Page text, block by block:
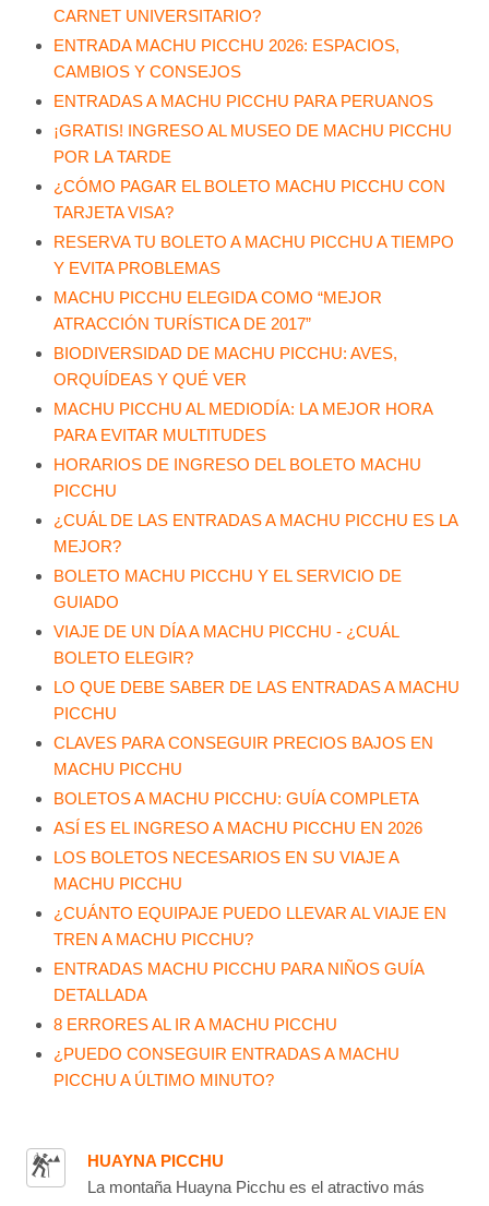
CARNET UNIVERSITARIO?
ENTRADA MACHU PICCHU 2026: ESPACIOS,
CAMBIOS Y CONSEJOS
ENTRADAS A MACHU PICCHU PARA PERUANOS
¡GRATIS! INGRESO AL MUSEO DE MACHU PICCHU
POR LA TARDE
¿CÓMO PAGAR EL BOLETO MACHU PICCHU CON
TARJETA VISA?
RESERVA TU BOLETO A MACHU PICCHU A TIEMPO
Y EVITA PROBLEMAS
MACHU PICCHU ELEGIDA COMO “MEJOR
ATRACCIÓN TURÍSTICA DE 2017”
BIODIVERSIDAD DE MACHU PICCHU: AVES,
ORQUÍDEAS Y QUÉ VER
MACHU PICCHU AL MEDIODÍA: LA MEJOR HORA
PARA EVITAR MULTITUDES
HORARIOS DE INGRESO DEL BOLETO MACHU
PICCHU
¿CUÁL DE LAS ENTRADAS A MACHU PICCHU ES LA
MEJOR?
BOLETO MACHU PICCHU Y EL SERVICIO DE
GUIADO
VIAJE DE UN DÍA A MACHU PICCHU - ¿CUÁL
BOLETO ELEGIR?
LO QUE DEBE SABER DE LAS ENTRADAS A MACHU
PICCHU
CLAVES PARA CONSEGUIR PRECIOS BAJOS EN
MACHU PICCHU
BOLETOS A MACHU PICCHU: GUÍA COMPLETA
ASÍ ES EL INGRESO A MACHU PICCHU EN 2026
LOS BOLETOS NECESARIOS EN SU VIAJE A
MACHU PICCHU
¿CUÁNTO EQUIPAJE PUEDO LLEVAR AL VIAJE EN
TREN A MACHU PICCHU?
ENTRADAS MACHU PICCHU PARA NIÑOS GUÍA
DETALLADA
8 ERRORES AL IR A MACHU PICCHU
¿PUEDO CONSEGUIR ENTRADAS A MACHU
PICCHU A ÚLTIMO MINUTO?
HUAYNA PICCHU
La montaña Huayna Picchu es el atractivo más